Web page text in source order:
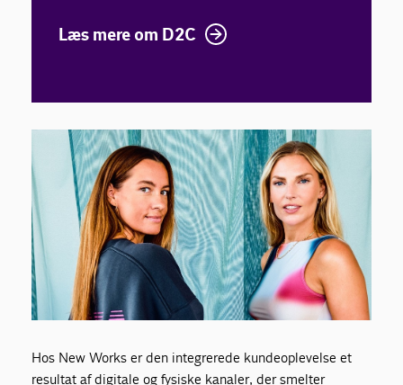
Læs mere om D2C
Hos New Works er den integrerede kundeoplevelse et
resultat af digitale og fysiske kanaler, der smelter